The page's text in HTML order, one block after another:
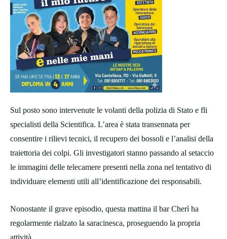
Sul posto sono intervenute le volanti della polizia di Stato e fli
specialisti della Scientifica. L’area è stata transennata per
consentire i rilievi tecnici, il recupero dei bossoli e l’analisi della
traiettoria dei colpi. Gli investigatori stanno passando al setaccio
le immagini delle telecamere presenti nella zona nel tentativo di
individuare elementi utili all’identificazione dei responsabili.
Nonostante il grave episodio, questa mattina il bar Cherì ha
regolarmente rialzato la saracinesca, proseguendo la propria